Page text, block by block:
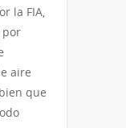
la FIA,
por
aire
que